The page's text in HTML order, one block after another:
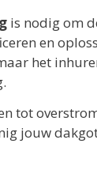
is nodig om
en
het
tot
jouw